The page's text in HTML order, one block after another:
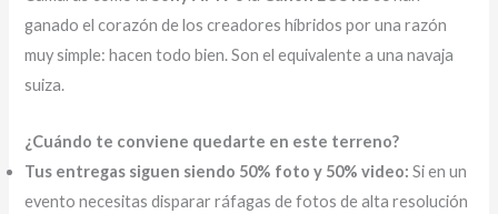
ganado el corazón de los creadores híbridos por una razón
muy simple: hacen todo bien. Son el equivalente a una navaja
suiza.
¿Cuándo te conviene quedarte en este terreno?
Tus entregas siguen siendo 50% foto y 50% video: Si en un
evento necesitas disparar ráfagas de fotos de alta resolución